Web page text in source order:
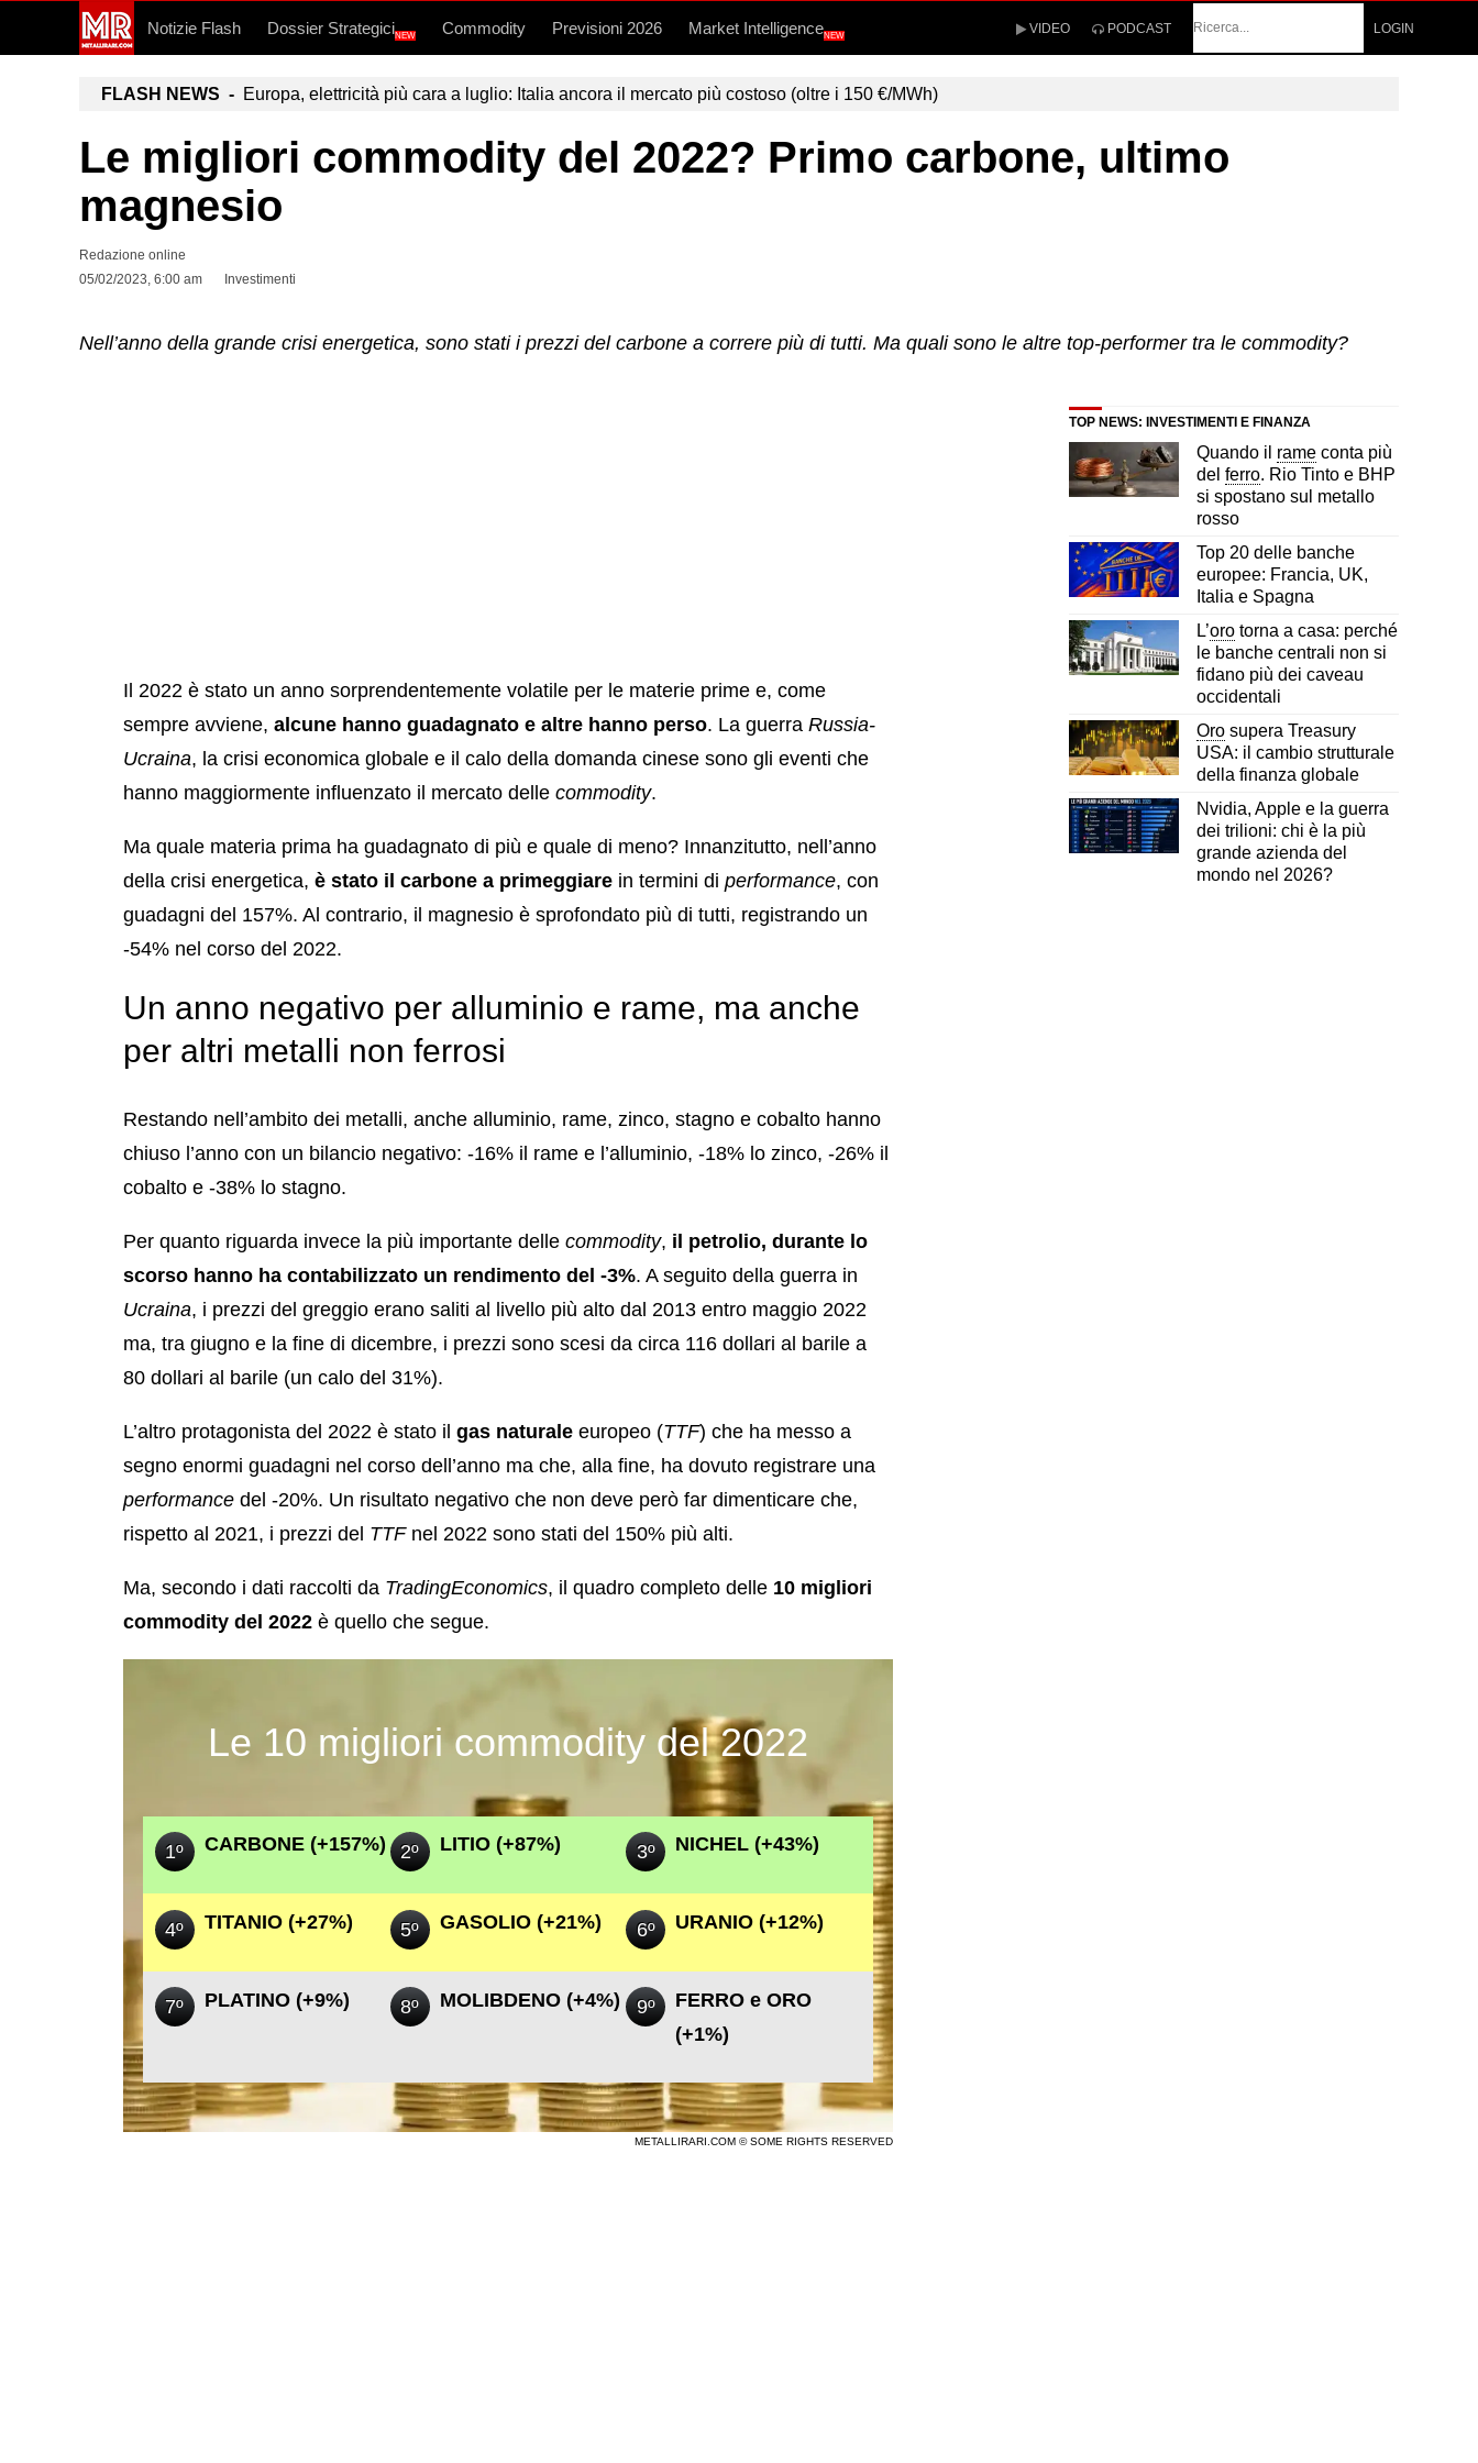
Notizie Flash Dossier StrategiciNEW Commodity Previsioni 2026 Market IntelligenceNEW VIDEO PODCAST
LOGIN
FLASH NEWS - Europa, elettricità più cara a luglio: Italia ancora il mercato più costoso (oltre i 150 €/MWh)
Le migliori commodity del 2022? Primo carbone, ultimo
magnesio
Redazione online
05/02/2023, 6:00 am
Investimenti
Nell’anno della grande crisi energetica, sono stati i prezzi del carbone a correre più di tutti. Ma quali sono le altre top-performer tra le commodity?
Il 2022 è stato un anno sorprendentemente volatile per le materie prime e, come
sempre avviene, alcune hanno guadagnato e altre hanno perso. La guerra Russia-
Ucraina, la crisi economica globale e il calo della domanda cinese sono gli eventi che
hanno maggiormente influenzato il mercato delle commodity.
Ma quale materia prima ha guadagnato di più e quale di meno? Innanzitutto, nell’anno
della crisi energetica, è stato il carbone a primeggiare in termini di performance, con
guadagni del 157%. Al contrario, il magnesio è sprofondato più di tutti, registrando un
-54% nel corso del 2022.
Un anno negativo per alluminio e rame, ma anche
per altri metalli non ferrosi
Restando nell’ambito dei metalli, anche alluminio, rame, zinco, stagno e cobalto hanno
chiuso l’anno con un bilancio negativo: -16% il rame e l’alluminio, -18% lo zinco, -26% il
cobalto e -38% lo stagno.
Per quanto riguarda invece la più importante delle commodity, il petrolio, durante lo
scorso hanno ha contabilizzato un rendimento del -3%. A seguito della guerra in
Ucraina, i prezzi del greggio erano saliti al livello più alto dal 2013 entro maggio 2022
ma, tra giugno e la fine di dicembre, i prezzi sono scesi da circa 116 dollari al barile a
80 dollari al barile (un calo del 31%).
L’altro protagonista del 2022 è stato il gas naturale europeo (TTF) che ha messo a
segno enormi guadagni nel corso dell’anno ma che, alla fine, ha dovuto registrare una
performance del -20%. Un risultato negativo che non deve però far dimenticare che,
rispetto al 2021, i prezzi del TTFnel 2022 sono stati del 150% più alti.
Ma, secondo i dati raccolti da TradingEconomics, il quadro completo delle 10 migliori
commodity del 2022 è quello che segue.
Le 10 migliori commodity del 2022
1º CARBONE (+157%) 2º LITIO (+87%) 3º NICHEL (+43%)
4º TITANIO (+27%) 5º GASOLIO (+21%) 6º URANIO (+12%)
7º PLATINO (+9%) 8º MOLIBDENO (+4%) 9º
FERRO e ORO
(+1%)
METALLIRARI.COM © SOME RIGHTS RESERVED
TOP NEWS: INVESTIMENTI E FINANZA
Quando il rame conta più
del ferro. Rio Tinto e BHP
si spostano sul metallo
rosso
Top 20 delle banche
europee: Francia, UK,
Italia e Spagna
L’oro torna a casa: perché
le banche centrali non si
fidano più dei caveau
occidentali
Oro supera Treasury
USA: il cambio strutturale
della finanza globale
Nvidia, Apple e la guerra
dei trilioni: chi è la più
grande azienda del
mondo nel 2026?